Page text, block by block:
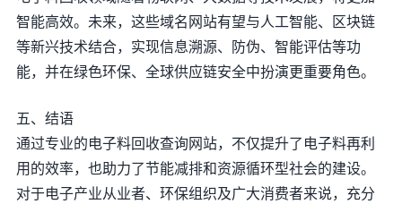
智能高效。未来，这些域名网站有望与人工智能、区块链
等新兴技术结合，实现信息溯源、防伪、智能评估等功
能，并在绿色环保、全球供应链安全中扮演更重要角色。
五、结语
通过专业的电子料回收查询网站，不仅提升了电子料再利
用的效率，也助力了节能减排和资源循环型社会的建设。
对于电子产业从业者、环保组织及广大消费者来说，充分